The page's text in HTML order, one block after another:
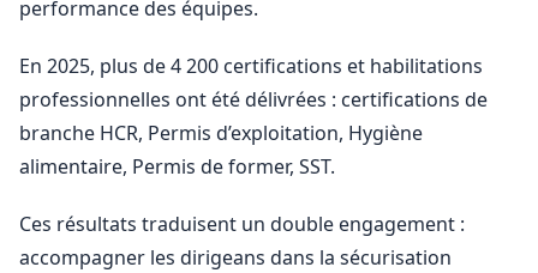
performance des équipes.
En 2025, plus de 4 200 certifications et habilitations
professionnelles ont été délivrées : certifications de
branche HCR, Permis d’exploitation, Hygiène
alimentaire, Permis de former, SST.
Ces résultats traduisent un double engagement :
accompagner les dirigeans dans la sécurisation